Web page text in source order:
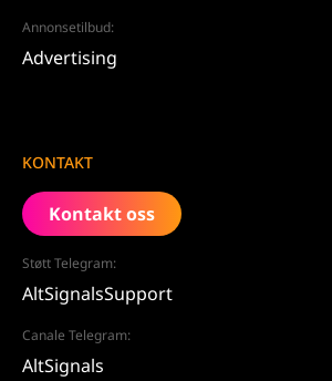
Annonsetilbud:
Advertising
KONTAKT
Kontakt oss
Støtt Telegram:
AltSignalsSupport
Canale Telegram:
AltSignals